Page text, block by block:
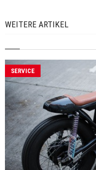
WEITERE ARTIKEL
SERVICE